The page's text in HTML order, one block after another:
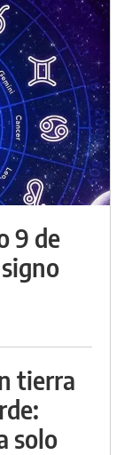
9 de
tierra
solo